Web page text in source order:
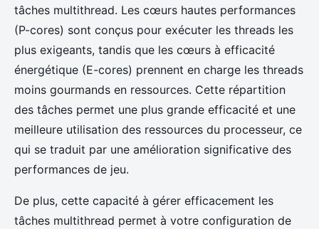
tâches multithread. Les cœurs hautes performances
(P-cores) sont conçus pour exécuter les threads les
plus exigeants, tandis que les cœurs à efficacité
énergétique (E-cores) prennent en charge les threads
moins gourmands en ressources. Cette répartition
des tâches permet une plus grande efficacité et une
meilleure utilisation des ressources du processeur, ce
qui se traduit par une amélioration significative des
performances de jeu.
De plus, cette capacité à gérer efficacement les
tâches multithread permet à votre configuration de